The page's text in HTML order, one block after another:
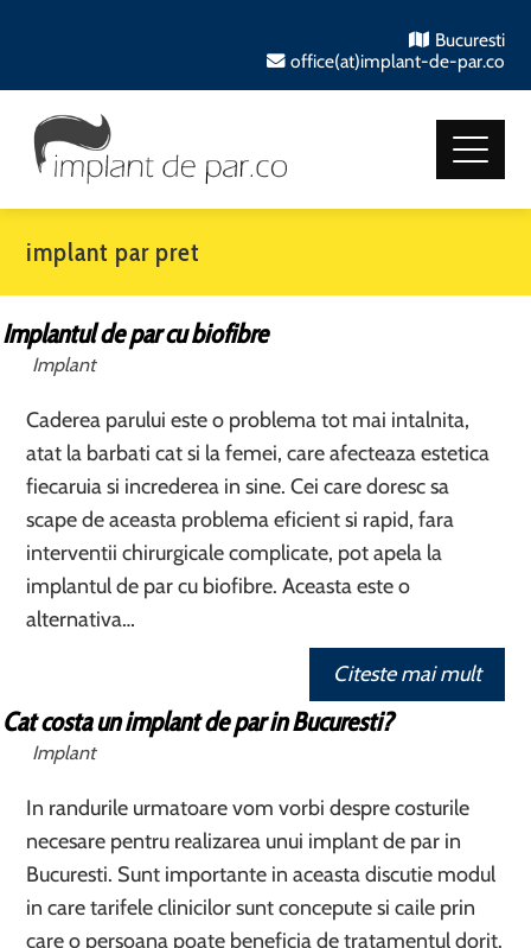
Bucuresti
office(at)implant-de-par.co
implant par pret
Implantul de par cu biofibre
Implant
Caderea parului este o problema tot mai intalnita,
atat la barbati cat si la femei, care afecteaza estetica
fiecaruia si increderea in sine. Cei care doresc sa
scape de aceasta problema eficient si rapid, fara
interventii chirurgicale complicate, pot apela la
implantul de par cu biofibre. Aceasta este o
alternativa…
Citeste mai mult
Cat costa un implant de par in Bucuresti?
Implant
In randurile urmatoare vom vorbi despre costurile
necesare pentru realizarea unui implant de par in
Bucuresti. Sunt importante in aceasta discutie modul
in care tarifele clinicilor sunt concepute si caile prin
care o persoana poate beneficia de tratamentul dorit.